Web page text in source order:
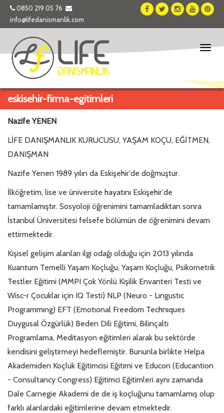
0850 219 05 76
info@lifedanismanlik.com
eskisehir-firma-egitimleri
Nazife YENEN
LİFE DANIŞMANLIK KURUCUSU, YAŞAM KOÇU, EĞİTMEN,
DANIŞMAN
Nazife Yenen 1989 yılın da Eskişehir'de doğmuştur.
İlköğretim, lise ve üniversite hayatını Eskişehir'de
tamamlamıştır. Sosyoloji öğrenimini tamamladıktan sonra
İstanbul Üniversitesi felsefe bölümün de öğrenimini devam
ettirmektedir.
Kişisel gelişim alanları ilgi odağı olduğu için 2013 yılında
Kuantum Temelli Yaşam Koçluğu, Yaşam Koçluğu, Psikometrik
Testler Eğitimi (MMPI Çok Yönlü Kişilik Envanteri Testi ve
Wisc-r Çocuklar için IQ Testi) NLP (Neuro - Lıngustıc
Programmıng) EFT (Emotıonal Freedom Technıques
Duygusal Özgürlük) Beden Dili Eğitimi, Bilinçaltı
Programlama, Meditasyon eğitimleri alarak bu sektörde
kendisini geliştirmeyi hedeflemiştir. Bununla birlikte Helpa
Akademiden Koçluk Eğitimcisi Eğitimi ve Educon (Educantion
- Consultancy Congress) Eğitimci Eğitimleri aynı zamanda
Dale Carnegie Akademi de de iş koçluğunu tamamlamış olup
farklı alanlardaki eğitimlerine devam etmektedir.